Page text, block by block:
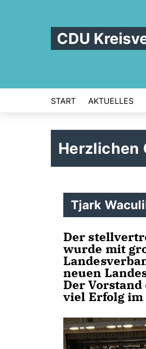
CDU
START AKTUELLES
Herzlichen
Tjark
Der
wurde mit
neuen
Der
viel Erfolg im